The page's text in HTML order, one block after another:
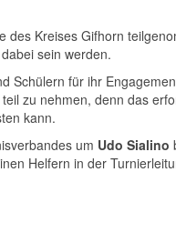
des Kreises Gifhorn
sein werden.
Schülern für ihr
zu nehmen, denn das
kann.
um Udo Sialino
Helfern in der